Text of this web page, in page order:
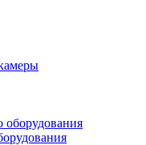
оборудования